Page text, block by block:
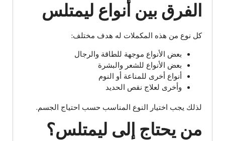
الفرق بين أنواع ليمتلس
كل نوع من هذه المكملات له هدف مختلف:
بعض الأنواع موجهة للطاقة والرجال
بعض الأنواع للشعر والبشرة
أنواع أخرى للمناعة أو النوم
وأخرى لعلاج نقص الحديد
لذلك يجب اختيار النوع المناسب حسب احتياج الجسم.
من يحتاج إلى ليمتلس؟